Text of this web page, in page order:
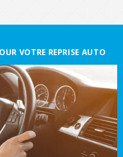
VOTRE REPRISE AUTO